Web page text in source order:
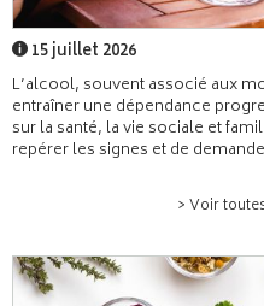
15 juillet 2026
L’alcool, souvent associé aux
entraîner une dépendance
sur la santé, la vie sociale et
repérer les signes et de
> Voir